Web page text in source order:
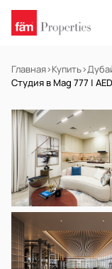
Главная›Купить›
Студия в Mag 777 |
НА ПРОДАЖУ